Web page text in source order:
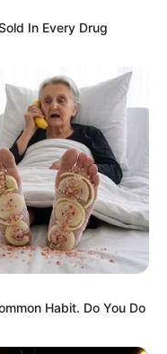
In Every Drug
Habit. Do You Do